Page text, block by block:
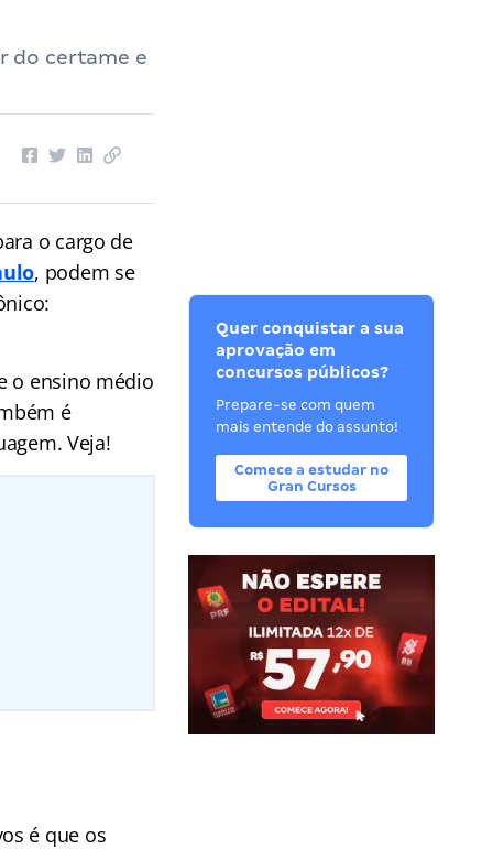
do certame e
o cargo de
, podem se
o ensino médio
é
Veja!
é que os
Quer conquistar a sua
aprovação em
concursos públicos?
Prepare-se com quem
mais entende do assunto!
Comece a estudar no
Gran Cursos